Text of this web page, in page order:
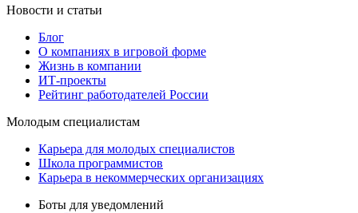
Новости и статьи
Блог
О компаниях в игровой форме
Жизнь в компании
ИТ-проекты
Рейтинг работодателей России
Молодым специалистам
Карьера для молодых специалистов
Школа программистов
Карьера в некоммерческих организациях
Боты для уведомлений